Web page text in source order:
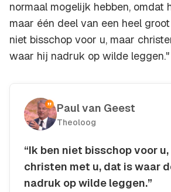
normaal mogelijk hebben, omdat
maar één deel van een heel
niet bisschop voor u, maar
waar hij nadruk op wilde leggen."
Paul van Geest
Theoloog
“Ik ben niet bisschop voor
christen met u, dat is waar
nadruk op wilde leggen.”
Kopieer quote